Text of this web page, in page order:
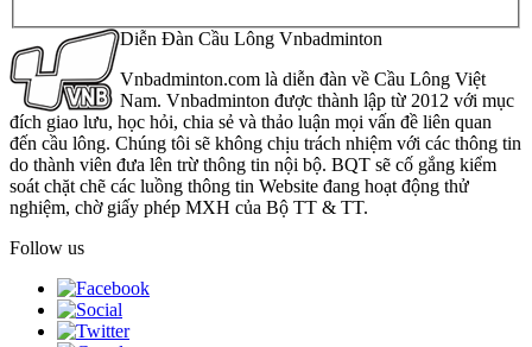
Diễn Đàn Cầu Lông Vnbadminton
Vnbadminton.com là diễn đàn về Cầu Lông Việt
Nam. Vnbadminton được thành lập từ 2012 với mục
đích giao lưu, học hỏi, chia sẻ và thảo luận mọi vấn đề liên quan
đến cầu lông. Chúng tôi sẽ không chịu trách nhiệm với các thông tin
do thành viên đưa lên trừ thông tin nội bộ. BQT sẽ cố gắng kiểm
soát chặt chẽ các luồng thông tin Website đang hoạt động thử
nghiệm, chờ giấy phép MXH của Bộ TT & TT.
Follow us